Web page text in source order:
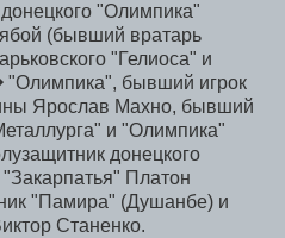
"Олимпика"
(бывший вратарь
"Гелиоса" и
бывший игрок
Ярослав Махно, бывший
и "Олимпика"
донецкого
Платон
"Памира" (Душанбе) и
Станенко.